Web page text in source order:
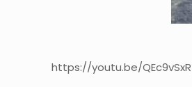
https://youtu.be/